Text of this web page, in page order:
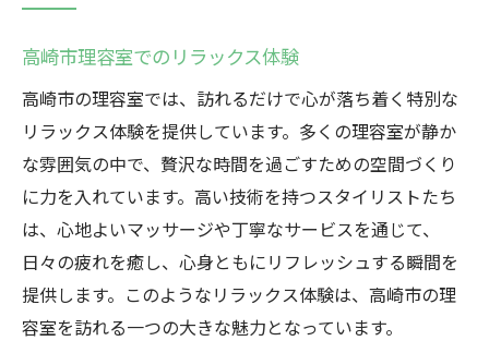
高崎市理容室でのリラックス体験
高崎市の理容室では、訪れるだけで心が落ち着く特別な
リラックス体験を提供しています。多くの理容室が静か
な雰囲気の中で、贅沢な時間を過ごすための空間づくり
に力を入れています。高い技術を持つスタイリストたち
は、心地よいマッサージや丁寧なサービスを通じて、
日々の疲れを癒し、心身ともにリフレッシュする瞬間を
提供します。このようなリラックス体験は、高崎市の理
容室を訪れる一つの大きな魅力となっています。